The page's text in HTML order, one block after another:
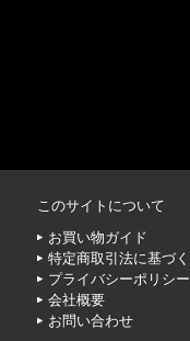
このサイトについて
お買い物ガイド
特定商取引法に基づ
プライバシーポリシー
会社概要
お問い合わせ